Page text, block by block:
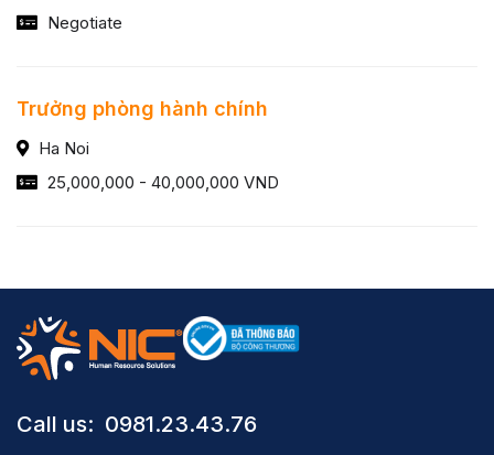
Negotiate
Trưởng phòng hành chính
Ha Noi
25,000,000 - 40,000,000 VND
Call us: ​ 0981.23.43.76